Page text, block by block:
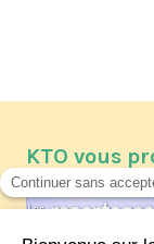
KTO vous